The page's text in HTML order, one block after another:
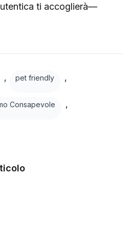
ti accoglierà—
, pet friendly ,
Consapevole ,